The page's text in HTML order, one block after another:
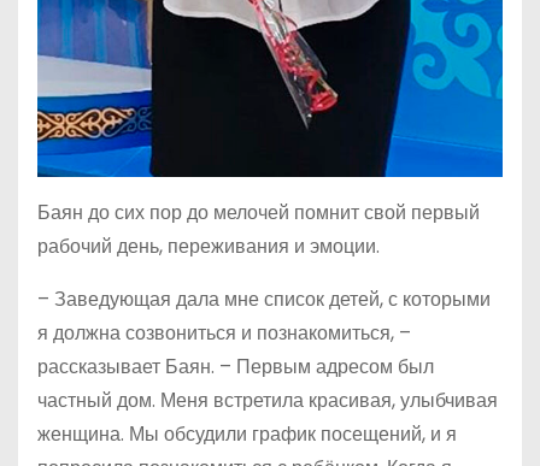
Баян до сих пор до мелочей помнит свой первый
рабочий день, переживания и эмоции.
– Заведующая дала мне список детей, с которыми
я должна созвониться и познакомиться, –
рассказывает Баян. – Первым адресом был
частный дом. Меня встретила красивая, улыбчивая
женщина. Мы обсудили график посещений, и я